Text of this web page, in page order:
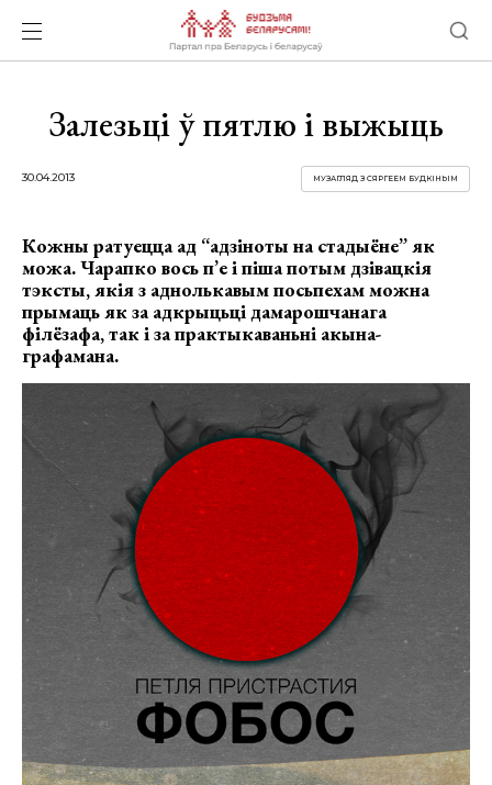
Залезьці ў пятлю і выжыць
30.04.2013 МУЗАГЛЯД З СЯРГЕЕМ БУДКІНЫМ
Кожны ратуецца ад “адзіноты на стадыёне” як
можа. Чарапко вось п’е і піша потым дзівацкія
тэксты, якія з аднолькавым посьпехам можна
прымаць як за адкрыцьці дамарошчанага
філёзафа, так і за практыкаваньні акына-
графамана.